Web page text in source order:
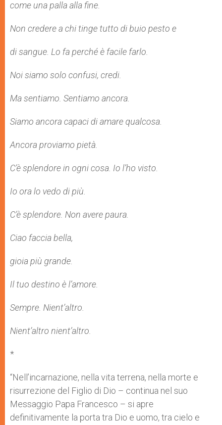
come una palla alla fine.
Non credere a chi tinge tutto di buio pesto e
di sangue. Lo fa perché è facile farlo.
Noi siamo solo confusi, credi.
Ma sentiamo. Sentiamo ancora.
Siamo ancora capaci di amare qualcosa.
Ancora proviamo pietà.
C’è splendore in ogni cosa. Io l’ho visto.
Io ora lo vedo di più.
C’è splendore. Non avere paura.
Ciao faccia bella,
gioia più grande.
Il tuo destino è l’amore.
Sempre. Nient’altro.
Nient’altro nient’altro.
*
“Nell’incarnazione, nella vita terrena, nella morte e
risurrezione del Figlio di Dio – continua nel suo
Messaggio Papa Francesco – si apre
definitivamente la porta tra Dio e uomo, tra cielo e